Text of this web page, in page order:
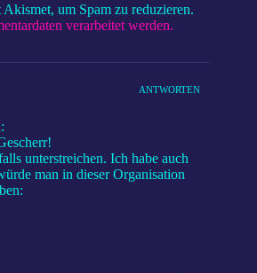
um Spam zu reduzieren.
verarbeitet werden.
ANTWORTEN
unterstreichen. Ich habe auch
man in dieser Organisation